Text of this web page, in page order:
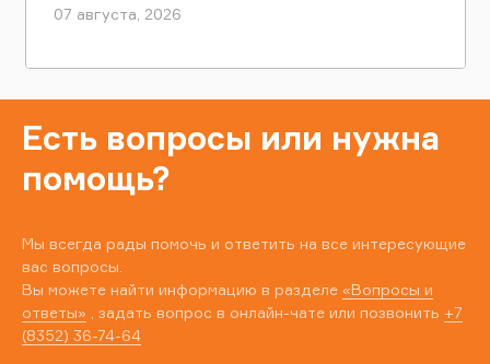
07 августа, 2026
Есть вопросы или нужна
помощь?
Мы всегда рады помочь и ответить на все интересующие
вас вопросы.
Вы можете найти информацию в разделе «Вопросы и
ответы» , задать вопрос в онлайн-чате или позвонить +7
(8352) 36-74-64